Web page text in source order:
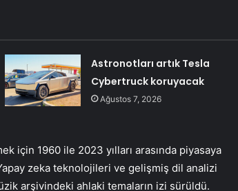
Astronotları artık Tesla
Cybertruck koruyacak
Ağustos 7, 2026
için 1960 ile 2023 yılları arasında piyasaya
zeka teknolojileri ve gelişmiş dil analizi
arşivindeki ahlaki temaların izi sürüldü.